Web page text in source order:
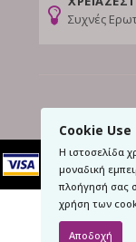
Cookie Use
Η ιστοσελίδα
μοναδική
πλοήγησή σας
χρήση των
Αποδοχή
Συχνές